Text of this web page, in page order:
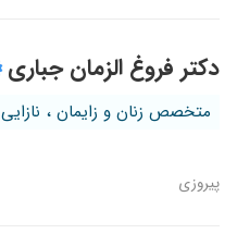
دکتر فروغ الزمان جباری
متخصص زنان و زایمان ، نازایی
پیروزی